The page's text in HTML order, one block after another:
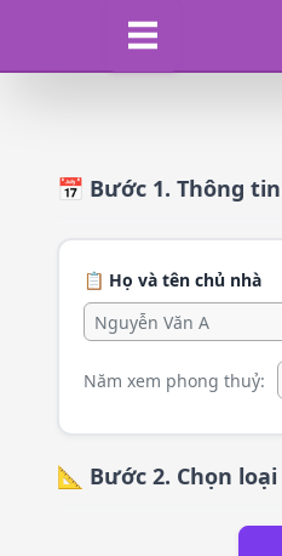
📅 Bước 1. Thông
📋 Họ và tên chủ nhà
Năm xem phong thuỷ:
📐 Bước 2. Chọn